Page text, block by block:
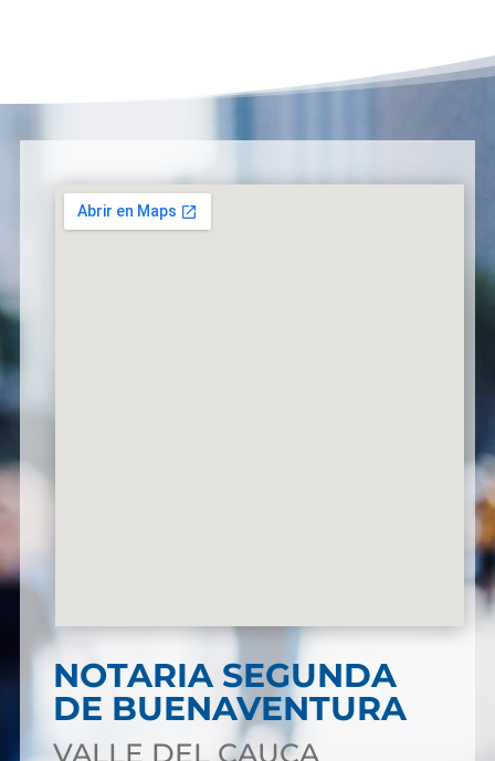
NOTARIA SEGUNDA
DE BUENAVENTURA
VALLE DEL CAUCA